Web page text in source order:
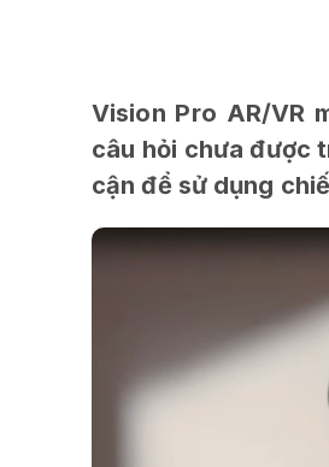
Vision Pro AR/VR
câu hỏi chưa được
cận để sử dụng